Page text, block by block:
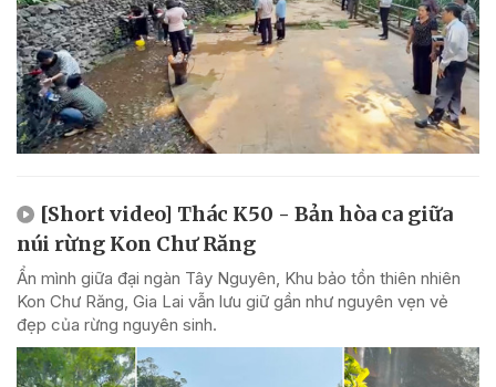
[Short video] Thác K50 - Bản hòa ca giữa
núi rừng Kon Chư Răng
Ẩn mình giữa đại ngàn Tây Nguyên, Khu bảo tồn thiên nhiên
Kon Chư Răng, Gia Lai vẫn lưu giữ gần như nguyên vẹn vẻ
đẹp của rừng nguyên sinh.